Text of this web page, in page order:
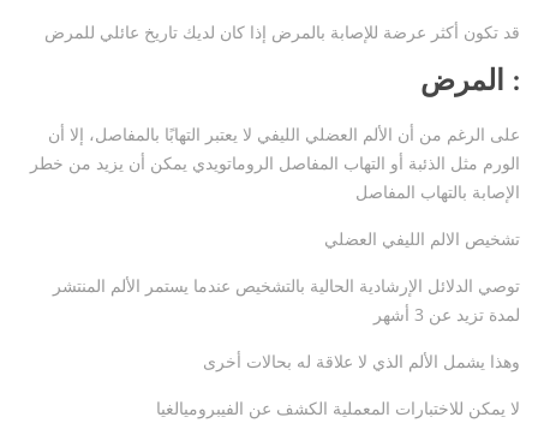
قد تكون أكثر عرضة للإصابة بالمرض إذا كان لديك تاريخ عائلي للمرض
المرض :
على الرغم من أن الألم العضلي الليفي لا يعتبر التهابًا بالمفاصل، إلا أن
الورم مثل الذئبة أو التهاب المفاصل الروماتويدي يمكن أن يزيد من خطر
الإصابة بالتهاب المفاصل
تشخيص الالم الليفي العضلي
توصي الدلائل الإرشادية الحالية بالتشخيص عندما يستمر الألم المنتشر
لمدة تزيد عن 3 أشهر
وهذا يشمل الألم الذي لا علاقة له بحالات أخرى
لا يمكن للاختبارات المعملية الكشف عن الفيبروميالغيا